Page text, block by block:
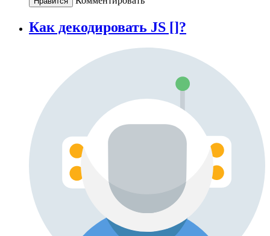
Как декодировать JS []?